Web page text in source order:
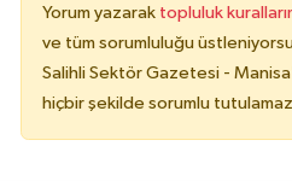
Yorum yazarak topluluk
ve tüm sorumluluğu
Salihli Sektör Gazetesi -
hiçbir şekilde sorumlu